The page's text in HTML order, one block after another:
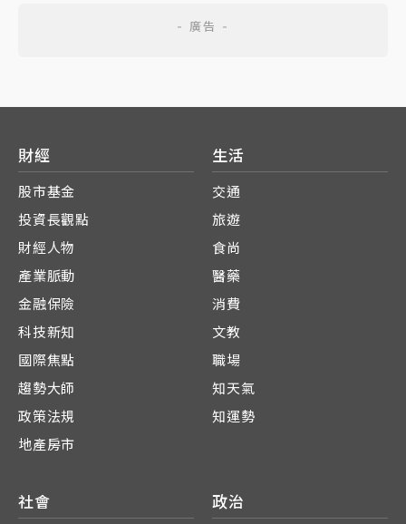
財經
股市基金
投資長觀點
財經人物
產業脈動
金融保險
科技新知
國際焦點
趨勢大師
政策法規
地產房市
生活
交通
旅遊
食尚
醫藥
消費
文教
職場
知天氣
知運勢
社會 政治